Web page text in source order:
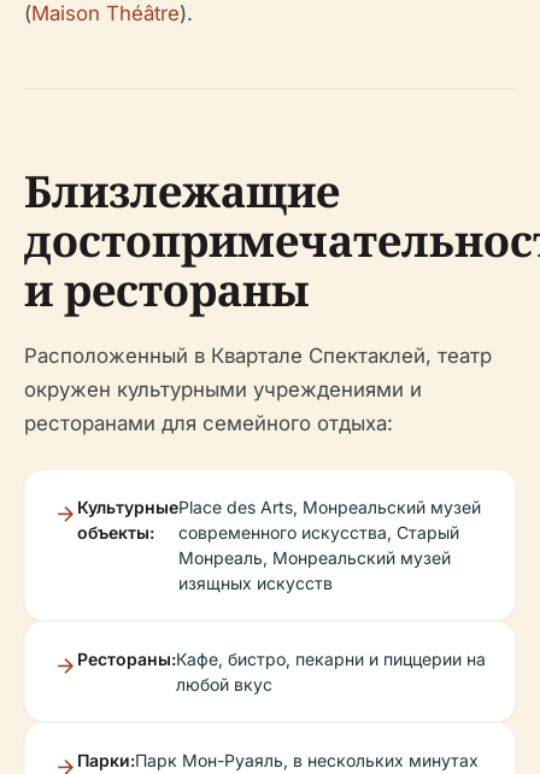
(Maison Théâtre).
Близлежащие
и рестораны
Расположенный в Квартале Спектаклей, театр
окружен культурными учреждениями и
ресторанами для семейного отдыха:
Культурные
объекты:
Place des Arts, Монреальский музей
современного искусства, Старый
Монреаль, Монреальский музей
изящных искусств
Рестораны:Кафе, бистро, пекарни и пиццерии на
любой вкус
Парки:Парк Мон-Руаяль, в нескольких минутах